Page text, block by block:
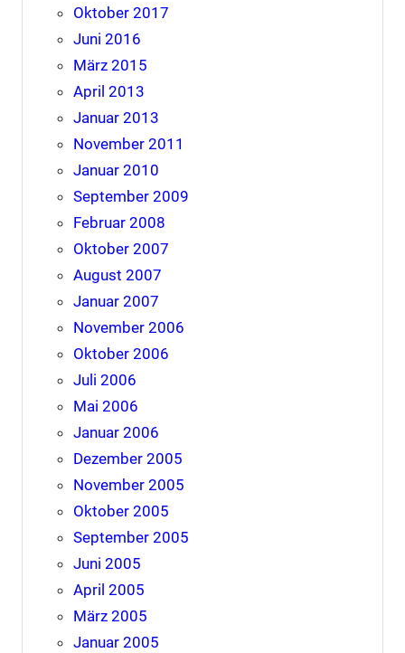
Oktober 2017
Juni 2016
März 2015
April 2013
Januar 2013
November 2011
Januar 2010
September 2009
Februar 2008
Oktober 2007
August 2007
Januar 2007
November 2006
Oktober 2006
Juli 2006
Mai 2006
Januar 2006
Dezember 2005
November 2005
Oktober 2005
September 2005
Juni 2005
April 2005
März 2005
Januar 2005